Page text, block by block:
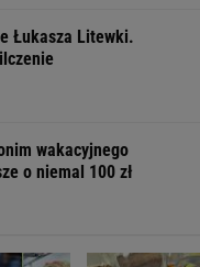
Łukasza Litewki.
wakacyjnego
o niemal 100 zł